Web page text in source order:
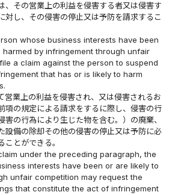
、その営業上の利益を侵害する者又は侵害す
対し、その侵害の停止又は予防を請求するこ
whose business interests have been
harmed by infringement through unfair
a claim against the person to suspend
that has or is likely to harm
営業上の利益を侵害され、又は侵害されるお
項の規定による請求をするに際し、侵害の行
害の行為により生じた物を含む。）の廃棄、
設備の除却その他の侵害の停止又は予防に必
ことができる。
under the preceding paragraph, the
interests have been or are likely to
unfair competition may request the
that constitute the act of infringement